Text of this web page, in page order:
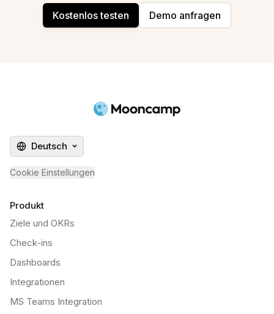
Kostenlos testen Demo anfragen
Deutsch
Cookie Einstellungen
Produkt
Ziele und OKRs
Check-ins
Dashboards
Integrationen
MS Teams Integration